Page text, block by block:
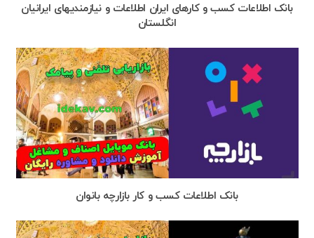
بانک اطلاعات کسب و کارهای ایران اطلاعات ‌و نیازمندیهای ایرانیان
انگلستان
بانک اطلاعات کسب و کار بازارچه بانوان